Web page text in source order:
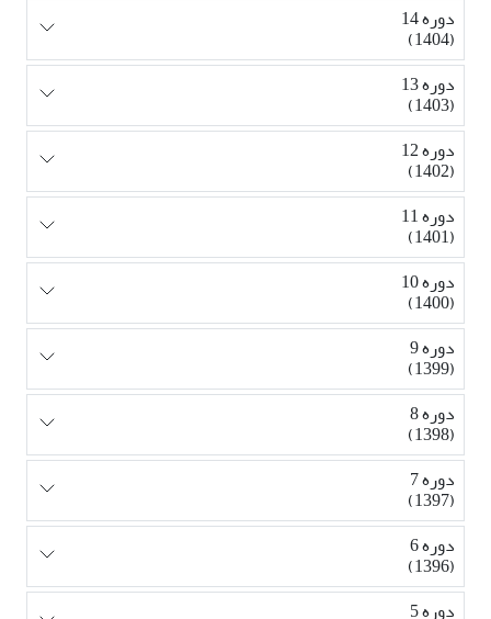
دوره 14
(1404)
دوره 13
(1403)
دوره 12
(1402)
دوره 11
(1401)
دوره 10
(1400)
دوره 9
(1399)
دوره 8
(1398)
دوره 7
(1397)
دوره 6
(1396)
دوره 5